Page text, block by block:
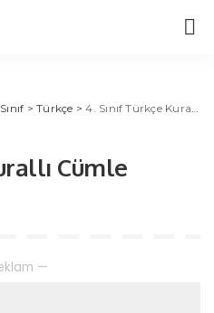
>Türkçe >4. Sınıf Türkçe Kurallı Cümle
Cümle
—